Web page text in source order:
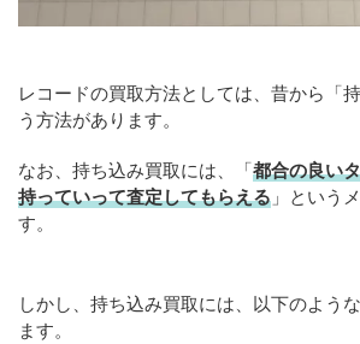
レコードの買取方法としては、昔から「
う方法があります。
なお、持ち込み買取には、「都合の良い
持っていって査定してもらえる 」という
す。
しかし、持ち込み買取には、以下のよう
ます。